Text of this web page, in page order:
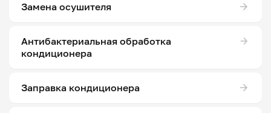
Замена осушителя
Антибактериальная обработка
кондиционера
Заправка кондиционера